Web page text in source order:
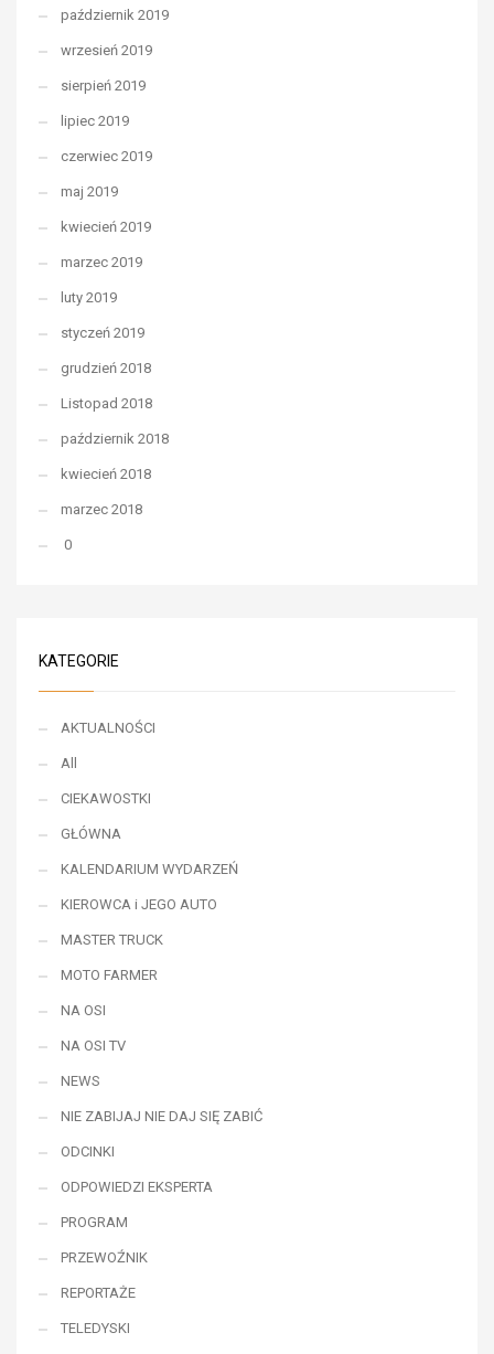
październik 2019
wrzesień 2019
sierpień 2019
lipiec 2019
czerwiec 2019
maj 2019
kwiecień 2019
marzec 2019
luty 2019
styczeń 2019
grudzień 2018
Listopad 2018
październik 2018
kwiecień 2018
marzec 2018
0
KATEGORIE
AKTUALNOŚCI
All
CIEKAWOSTKI
GŁÓWNA
KALENDARIUM WYDARZEŃ
KIEROWCA i JEGO AUTO
MASTER TRUCK
MOTO FARMER
NA OSI
NA OSI TV
NEWS
NIE ZABIJAJ NIE DAJ SIĘ ZABIĆ
ODCINKI
ODPOWIEDZI EKSPERTA
PROGRAM
PRZEWOŹNIK
REPORTAŻE
TELEDYSKI